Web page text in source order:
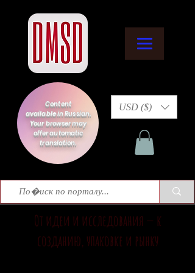
Content
available in Russian.
Your browser may
offer automatic
translation.
USD ($)
От идеи и исследования — к
созданию, упаковке и рынку